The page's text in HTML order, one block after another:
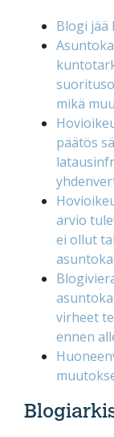
Blogi jää
mikä
päätös
arvio
ei ollut
virheet
ennen